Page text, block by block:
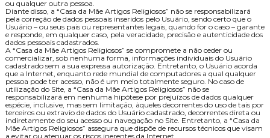
ou qualquer outra pessoa.
Diante disso, a “Casa da Mãe Artigos Religiosos” não se responsabilizará
pela correção de dados pessoais inseridos pelo Usuário, sendo certo que o
Usuário – ou seus pais ou representantes legais, quando for o caso – garante
e responde, em qualquer caso, pela veracidade, precisão e autenticidade dos
dados pessoais cadastrados.
A “Casa da Mãe Artigos Religiosos” se compromete a não ceder ou
comercializar, sob nenhuma forma, informações individuais do Usuário
cadastrado sem a sua expressa autorização. Entretanto, o Usuário acorda
que a Internet, enquanto rede mundial de computadores a qual qualquer
pessoa pode ter acesso, não é um meio totalmente seguro. No caso de
utilização do Site, a “Casa da Mãe Artigos Religiosos” não se
responsabilizará em nenhuma hipótese por prejuízos de dados qualquer
espécie, inclusive, mas sem limitação, àqueles decorrentes do uso de tais por
terceiros ou extravio de dados do Usuário cadastrado, decorrentes direta ou
indiretamente do seu acesso ou navegação no Site. Entretanto, a “Casa da
Mãe Artigos Religiosos” assegura que dispõe de recursos técnicos que visam
a evitar ou atenuar os riscos inerentes da Internet.